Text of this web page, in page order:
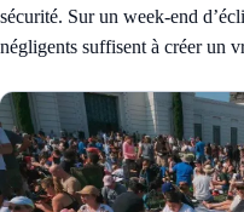
sécurité. Sur un week-end
négligents suffisent à créer un